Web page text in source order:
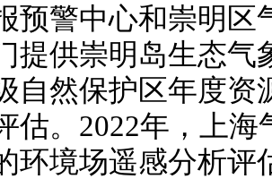
预警中心和崇明区
提供崇明岛生态气
自然保护区年度资
估。2022年，上
环境场遥感分析评